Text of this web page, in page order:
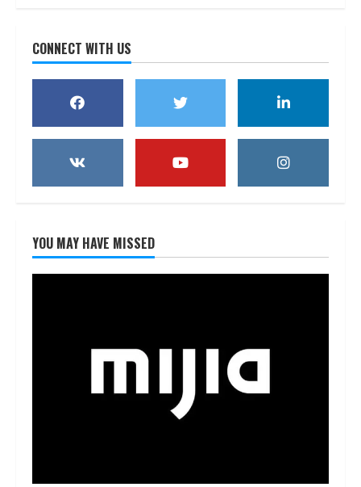
CONNECT WITH US
YOU MAY HAVE MISSED